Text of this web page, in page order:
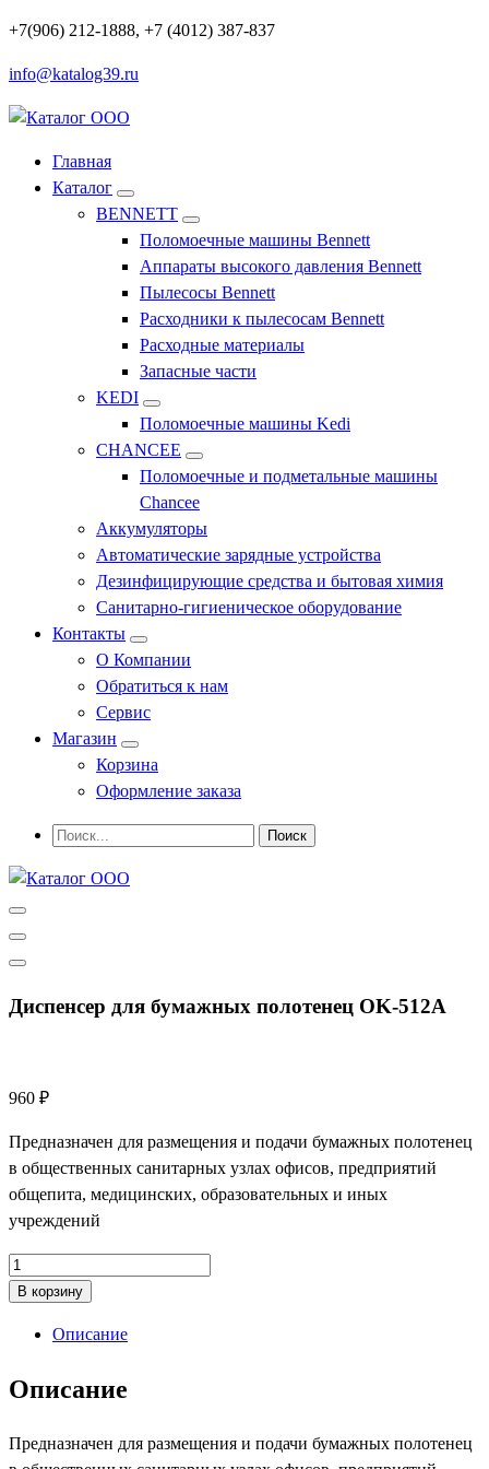
Перейти
содержимому
+7(906) 212-1888, +7 (4012) 387-837
info@katalog39.ru
Профессиональное оборудование и инструменты
Главная
Каталог
BENNETT
Поломоечные машины Bennett
Аппараты высокого давления Bennett
Пылесосы Bennett
Расходники к пылесосам Bennett
Расходные материалы
Запасные части
KEDI
Поломоечные машины Kedi
CHANCEE
Поломоечные и подметальные машины
Chancee
Аккумуляторы
Автоматические зарядные устройства
Дезинфицирующие средства и бытовая химия
Санитарно-гигиеническое оборудование
Контакты
О Компании
Обратиться к нам
Сервис
Магазин
Корзина
Оформление заказа
Диспенсер для бумажных полотенец OK‑512A
960 ₽
Предназначен для размещения и подачи бумажных полотенец
в общественных санитарных узлах офисов, предприятий
общепита, медицинских, образовательных и иных
учреждений
Количество
товара
полотенец
В корзину
Описание
Описание
Предназначен для размещения и подачи бумажных полотенец